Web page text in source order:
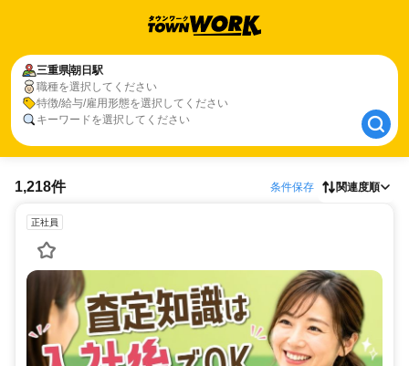
三重県朝日駅
職種を選択してください
特徴/給与/雇用形態を選択してください
キーワードを選択してください
三重県朝日駅
職種、特徴、キーワードを選択してください
1,218件 条件保存 関連度順
正社員